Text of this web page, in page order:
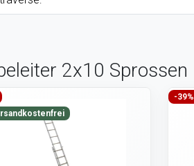
2x10 Sprossen
-39%